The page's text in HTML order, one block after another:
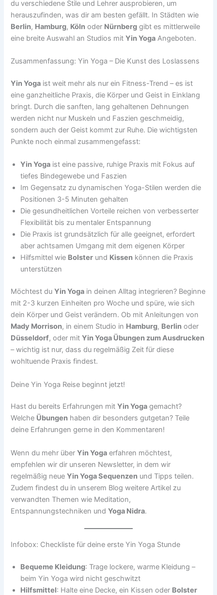
du verschiedene Stile und Lehrer ausprobieren, um
herauszufinden, was dir am besten gefällt. In Städten wie
Berlin, Hamburg, Köln oder Nürnberg gibt es mittlerweile
eine breite Auswahl an Studios mitYin Yoga Angeboten.
Zusammenfassung: Yin Yoga – Die Kunst des Loslassens
Yin Yoga ist weit mehr als nur ein Fitness-Trend – es ist
eine ganzheitliche Praxis, die Körper und Geist in Einklang
bringt. Durch die sanften, lang gehaltenen Dehnungen
werden nicht nur Muskeln und Faszien geschmeidig,
sondern auch der Geist kommt zur Ruhe. Die wichtigsten
Punkte noch einmal zusammengefasst:
Yin Yoga ist eine passive, ruhige Praxis mit Fokus auf
tiefes Bindegewebe und Faszien
Im Gegensatz zu dynamischen Yoga-Stilen werden die
Positionen 3-5 Minuten gehalten
Die gesundheitlichen Vorteile reichen von verbesserter
Flexibilität bis zu mentaler Entspannung
Die Praxis ist grundsätzlich für alle geeignet, erfordert
aber achtsamen Umgang mit dem eigenen Körper
Hilfsmittel wie Bolster und Kissen können die Praxis
unterstützen
Möchtest duYin Yoga in deinen Alltag integrieren? Beginne
mit 2-3 kurzen Einheiten pro Woche und spüre, wie sich
dein Körper und Geist verändern. Ob mit Anleitungen von
Mady Morrison, in einem Studio in Hamburg, Berlin oder
Düsseldorf, oder mitYin Yoga Übungen zum Ausdrucken
– wichtig ist nur, dass du regelmäßig Zeit für diese
wohltuende Praxis findest.
Deine Yin Yoga Reise beginnt jetzt!
Hast du bereits Erfahrungen mitYin Yoga gemacht?
Welche Übungen haben dir besonders gutgetan? Teile
deine Erfahrungen gerne in den Kommentaren!
Wenn du mehr überYin Yoga erfahren möchtest,
empfehlen wir dir unseren Newsletter, in dem wir
regelmäßig neueYin Yoga Sequenzen und Tipps teilen.
Zudem findest du in unserem Blog weitere Artikel zu
verwandten Themen wie Meditation,
Entspannungstechniken undYoga Nidra.
Infobox: Checkliste für deine erste Yin Yoga Stunde
Bequeme Kleidung: Trage lockere, warme Kleidung –
beim Yin Yoga wird nicht geschwitzt
Hilfsmittel: Halte eine Decke, ein Kissen oder Bolster